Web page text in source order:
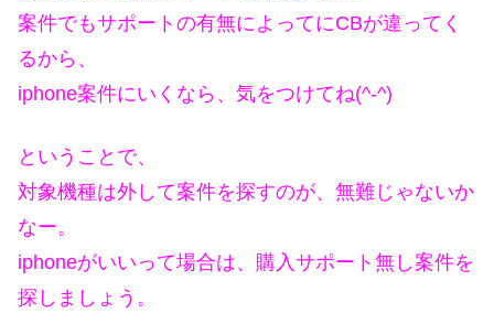
案件でもサポートの有無によってにCBが違ってく
るから、
iphone案件にいくなら、気をつけてね(^-^)
ということで、
対象機種は外して案件を探すのが、無難じゃないか
なー。
iphoneがいいって場合は、購入サポート無し案件を
探しましょう。